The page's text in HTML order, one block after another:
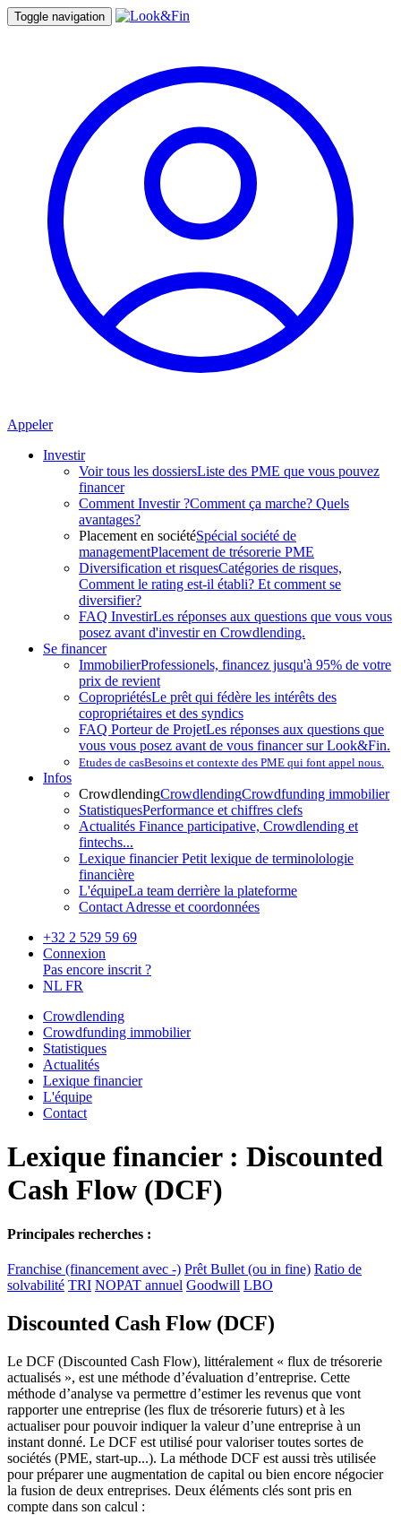
Toggle navigation
Appeler
Investir
Voir tous les dossiersListe des PME que vous pouvez
financer
Comment Investir ?Comment ça marche? Quels
avantages?
Placement en sociétéSpécial société de
managementPlacement de trésorerie PME
Diversification et risquesCatégories de risques,
Comment le rating est-il établi? Et comment se
diversifier?
FAQ InvestirLes réponses aux questions que vous vous
posez avant d'investir en Crowdlending.
Se financer
ImmobilierProfessionels, financez jusqu'à 95% de votre
prix de revient
CopropriétésLe prêt qui fédère les intérêts des
copropriétaires et des syndics
FAQ Porteur de ProjetLes réponses aux questions que
vous vous posez avant de vous financer sur Look&Fin.
Etudes de casBesoins et contexte des PME qui font appel nous.
Infos
CrowdlendingCrowdlendingCrowdfunding immobilier
StatistiquesPerformance et chiffres clefs
Actualités Finance participative, Crowdlending et
fintechs...
Lexique financierPetit lexique de terminolologie
financière
L'équipeLa team derrière la plateforme
Contact Adresse et coordonnées
+32 2 529 59 69
Connexion
Pas encore inscrit ?
NL FR
Crowdlending
Crowdfunding immobilier
Statistiques
Actualités
Lexique financier
L'équipe
Contact
Lexique financier : Discounted
Cash Flow (DCF)
Principales recherches :
Franchise (financement avec -) Prêt Bullet (ou in fine) Ratio de
solvabilité TRI NOPAT annuel Goodwill LBO
Discounted Cash Flow (DCF)
Le DCF (Discounted Cash Flow), littéralement « flux de trésorerie
actualisés », est une méthode d’évaluation d’entreprise. Cette
méthode d’analyse va permettre d’estimer les revenus que vont
rapporter une entreprise (les flux de trésorerie futurs) et à les
actualiser pour pouvoir indiquer la valeur d’une entreprise à un
instant donné. Le DCF est utilisé pour valoriser toutes sortes de
sociétés (PME, start-up...). La méthode DCF est aussi très utilisée
pour préparer une augmentation de capital ou bien encore négocier
la fusion de deux entreprises. Deux éléments clés sont pris en
compte dans son calcul :